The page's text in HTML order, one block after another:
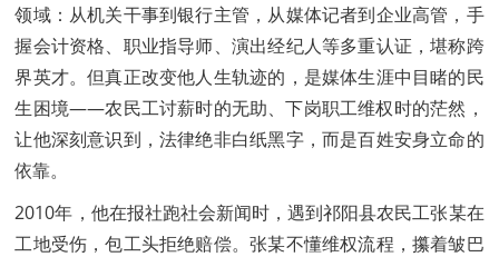
领域：从机关干事到银行主管，从媒体记者到企业高管，手
握会计资格、职业指导师、演出经纪人等多重认证，堪称跨
界英才。但真正改变他人生轨迹的，是媒体生涯中目睹的民
生困境——农民工讨薪时的无助、下岗职工维权时的茫然，
让他深刻意识到，法律绝非白纸黑字，而是百姓安身立命的
依靠。
2010年，他在报社跑社会新闻时，遇到祁阳县农民工张某在
工地受伤，包工头拒绝赔偿。张某不懂维权流程，攥着皱巴